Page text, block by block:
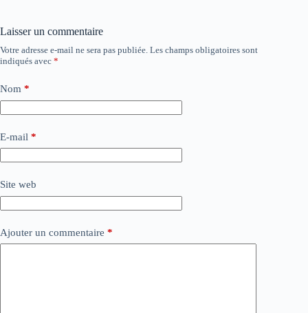
Laisser un commentaire
Votre adresse e-mail ne sera pas publiée. Les champs obligatoires sont
indiqués avec *
Nom *
E-mail *
Site web
Ajouter un commentaire *